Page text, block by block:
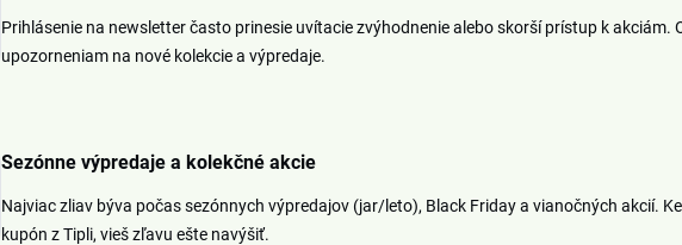
Prihlásenie na newsletter často prinesie uvítacie zvýhodnenie alebo skorší prístup k akciám.
upozorneniam na nové kolekcie a výpredaje.
Sezónne výpredaje a kolekčné akcie
Najviac zliav býva počas sezónnych výpredajov (jar/leto), Black Friday a vianočných akcií.
kupón z Tipli, vieš zľavu ešte navýšiť.